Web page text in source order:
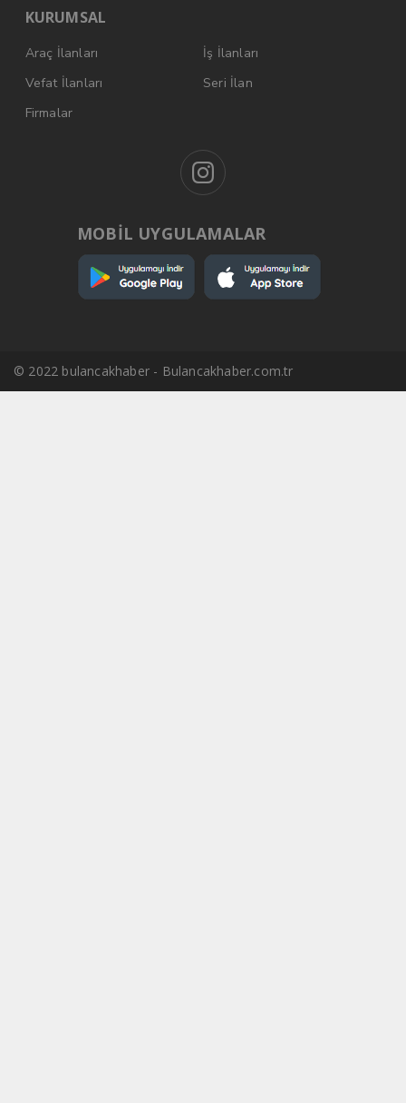
KURUMSAL
Araç İlanları
İş İlanları
Vefat İlanları
Seri İlan
Firmalar
MOBİL UYGULAMALAR
© 2022 bulancakhaber - Bulancakhaber.com.tr